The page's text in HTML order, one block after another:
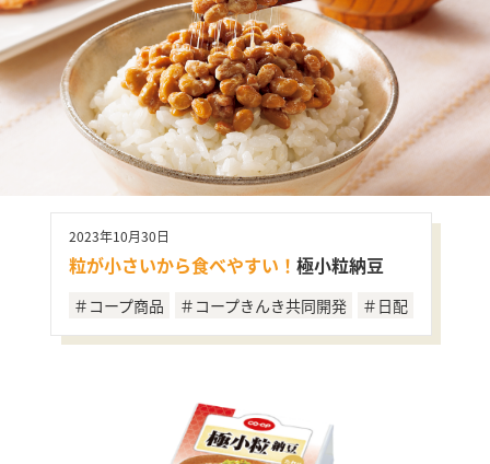
2023年10月30日
粒が小さいから食べやすい！ 極小粒納豆
＃コープ商品 ＃コープきんき共同開発 ＃日配